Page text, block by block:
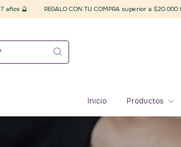
REGALO CON TU COMPRA superior a $20.000 finales 🪄
Inicio Productos